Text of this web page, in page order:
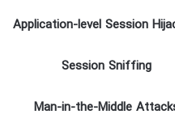
Application-level Session
Session Sniffing
Man-in-the-Middle